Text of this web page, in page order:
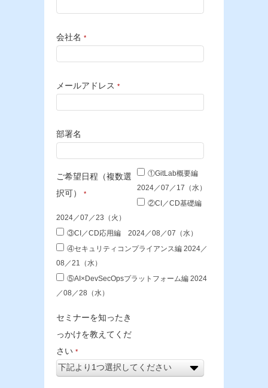
会社名 *
メールアドレス *
部署名
ご希望日程（複数選
択可）
*
①GitLab概要編
2024／07／17（水）
②CI／CD基礎編
2024／07／23（火）
③CI／CD応用編 2024／08／07（水）
④セキュリティコンプライアンス編 2024／
08／21（水）
⑤AI×DevSecOpsプラットフォーム編 2024
／08／28（水）
セミナーを知ったき
っかけを教えてくだ
さい *